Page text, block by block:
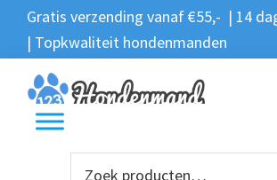
Spring
naar
de
hoofdnavigatie
Door
naar
de
hoofd
inhoud
Spring
naar
de
voettekst
Gratis verzending vanaf €55,- | 14
| Topkwaliteit hondenmanden
Zoeken
Zoeken
naar: